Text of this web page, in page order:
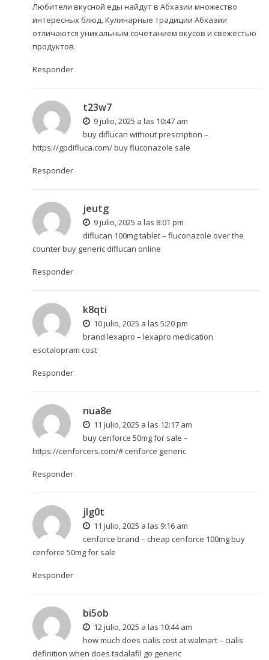
Любители вкусной еды найдут в Абхазии множество
интересных блюд. Кулинарные традиции Абхазии
отличаются уникальным сочетанием вкусов и свежестью
продуктов.
Responder
t23w7
9 julio, 2025 a las 10:47 am
buy diflucan without prescription –
https://gpdifluca.com/buy fluconazole sale
Responder
jeutg
9 julio, 2025 a las 8:01 pm
diflucan 100mg tablet – fluconazole over the
counterbuy generic diflucan online
Responder
k8qti
10 julio, 2025 a las 5:20 pm
brand lexapro – lexapro medication
escitalopram cost
Responder
nua8e
11 julio, 2025 a las 12:17 am
buy cenforce 50mg for sale –
https://cenforcers.com/#cenforce generic
Responder
jlg0t
11 julio, 2025 a las 9:16 am
cenforce brand – cheap cenforce 100mgbuy
cenforce 50mg for sale
Responder
bi5ob
12 julio, 2025 a las 10:44 am
how much does cialis cost at walmart – cialis
definition when does tadalafil go generic